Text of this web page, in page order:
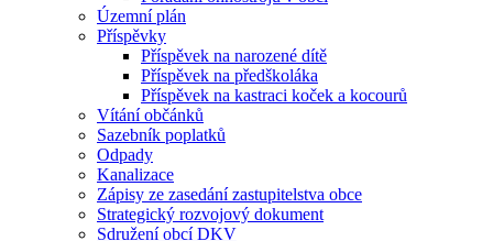
Územní plán
Příspěvky
Příspěvek na narozené dítě
Příspěvek na předškoláka
Příspěvek na kastraci koček a kocourů
Vítání občánků
Sazebník poplatků
Odpady
Kanalizace
Zápisy ze zasedání zastupitelstva obce
Strategický rozvojový dokument
Sdružení obcí DKV